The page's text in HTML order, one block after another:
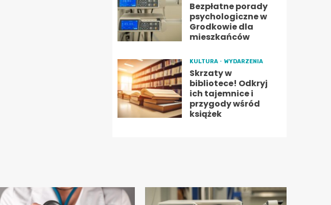
Bezpłatne porady
psychologiczne w
Grodkowie dla
mieszkańców
KULTURA WYDARZENIA
Skrzaty w
bibliotece! Odkryj
ich tajemnice i
przygody wśród
książek